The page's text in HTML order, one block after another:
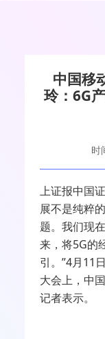
中国移
玲：6G
时
上证报中国
展不是纯粹
题。我们现
来，将5G的
引。”4月11
大会上，中
记者表示。